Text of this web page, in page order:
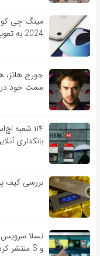
2024 به تعویق می‌اندازد
جورج هاتز،
سمت خود در
۱۱۴ شعبه
بانکداری
بررسی کیف‌
و S منتشر کرد